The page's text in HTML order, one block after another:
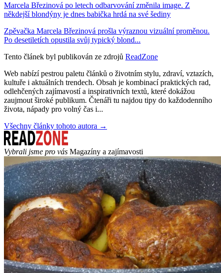
Marcela Březinová po letech odbarvování změnila image. Z
někdejší blondýny je dnes babička hrdá na své šediny
Zpěvačka Marcela Březinová prošla výraznou vizuální proměnou.
Po desetiletích opustila svůj typický blond...
Tento článek byl publikován ze zdrojů ReadZone
Web nabízí pestrou paletu článků o životním stylu, zdraví, vztazích,
kultuře i aktuálních trendech. Obsah je kombinací praktických rad,
odlehčených zajímavostí a inspirativních textů, které dokážou
zaujmout široké publikum. Čtenáři tu najdou tipy do každodenního
života, nápady pro volný čas i...
Všechny články tohoto autora →
Vybrali jsme pro vás Magazíny a zajímavosti